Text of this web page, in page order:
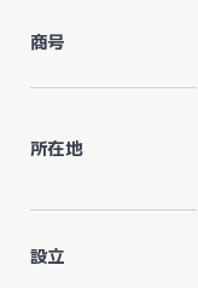
商号
所在地
設立